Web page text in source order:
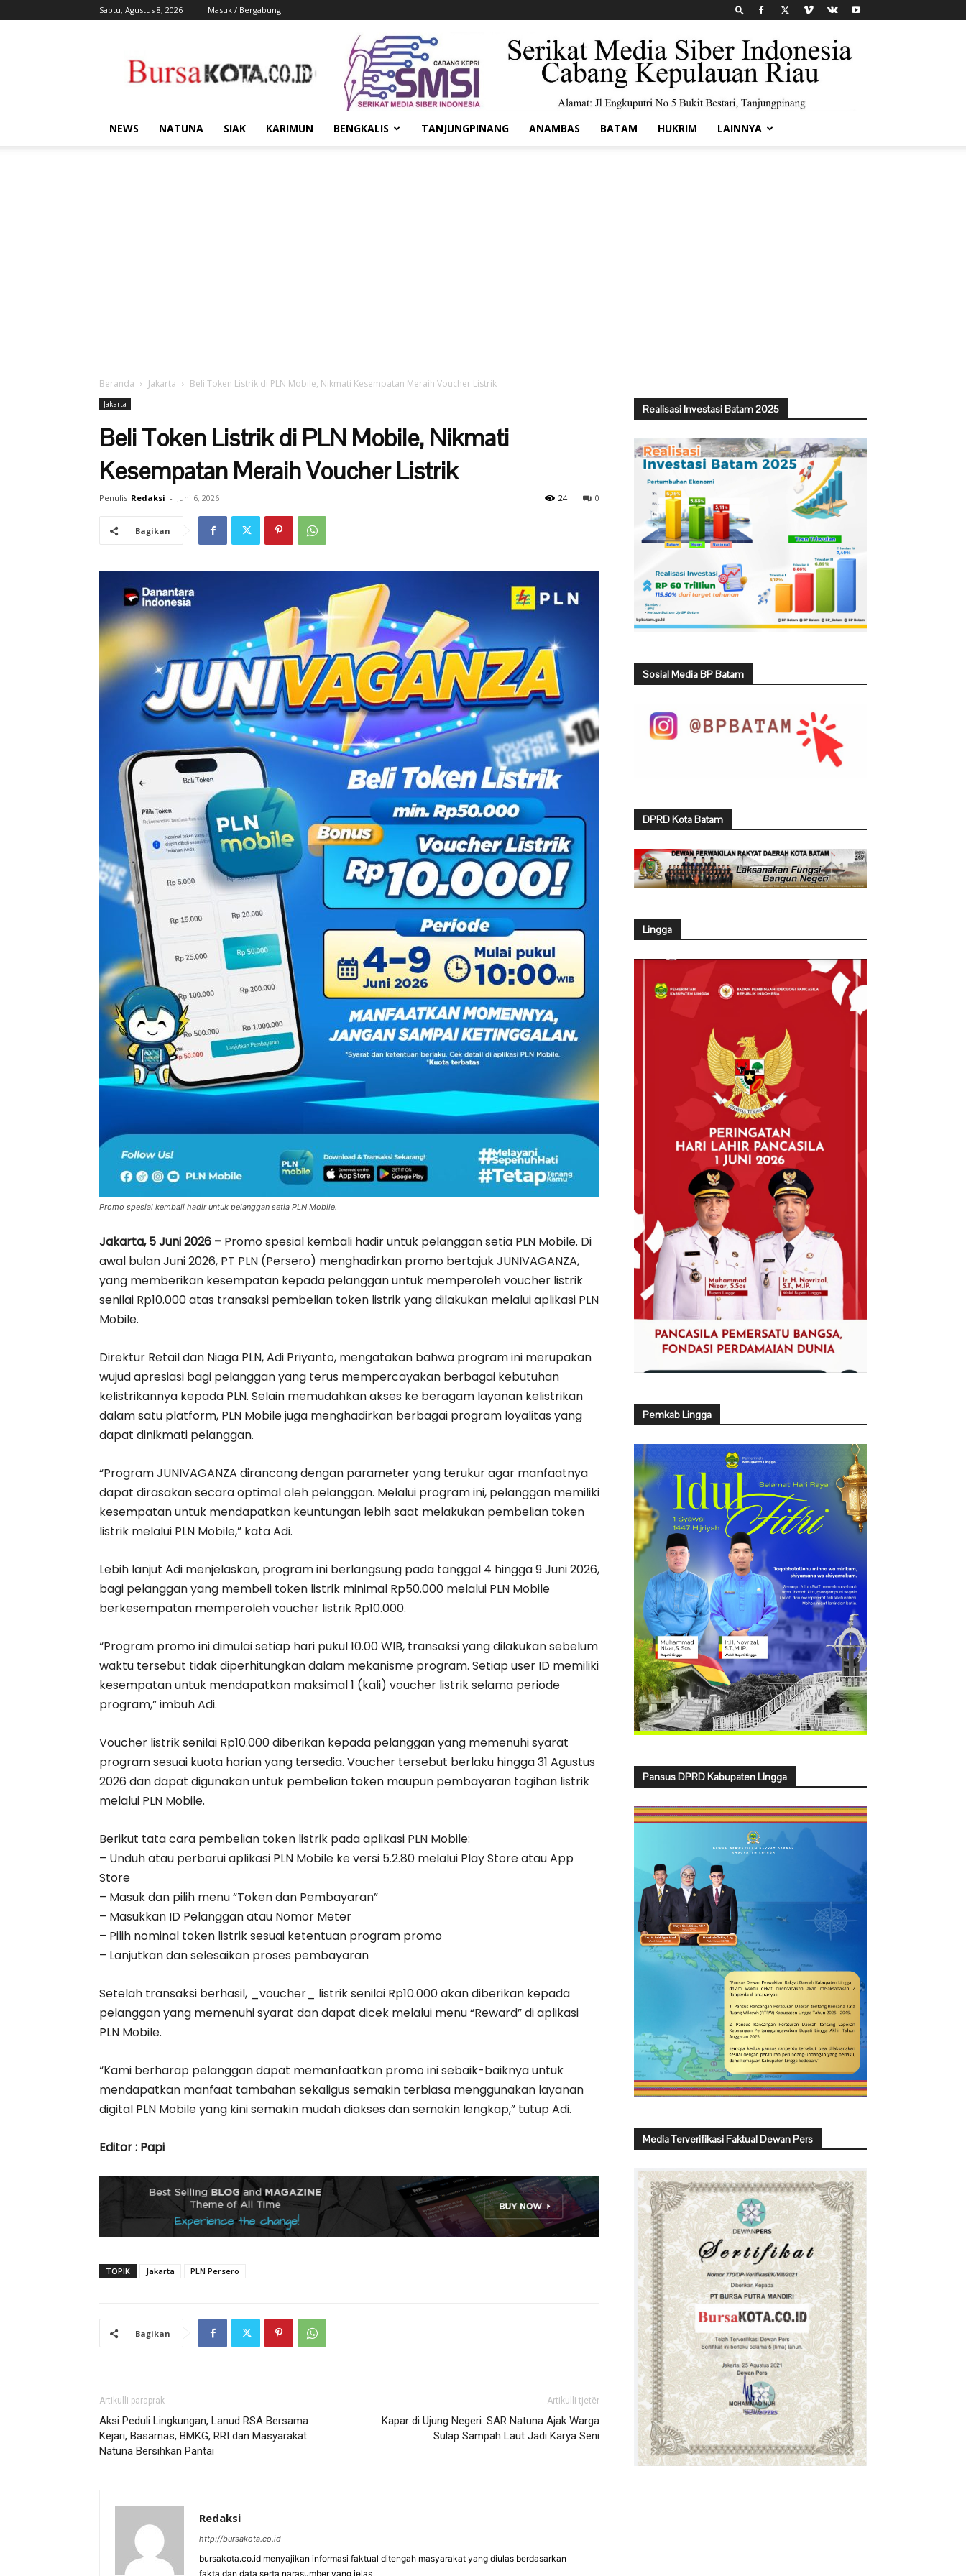
Sabtu, Agustus 8, 2026 Masuk / Bergabung
Kota
NEWS NATUNA SIAK KARIMUN BENGKALIS TANJUNGPINANG ANAMBAS BATAM HUKRIM LAINNYA
Beranda Jakarta Beli Token Listrik di PLN Mobile, Nikmati Kesempatan Meraih Voucher Listrik
Jakarta
Beli Token Listrik di PLN Mobile, Nikmati
Kesempatan Meraih Voucher Listrik
Penulis Redaksi - Juni 6, 2026 0
24
Bagikan
Promo spesial kembali hadir untuk pelanggan setia PLN Mobile.
Jakarta, 5 Juni 2026 – Promo spesial kembali hadir untuk pelanggan setia PLN Mobile. Di
awal bulan Juni 2026, PT PLN (Persero) menghadirkan promo bertajuk JUNIVAGANZA,
yang memberikan kesempatan kepada pelanggan untuk memperoleh voucher listrik
senilai Rp10.000 atas transaksi pembelian token listrik yang dilakukan melalui aplikasi PLN
Mobile.
Direktur Retail dan Niaga PLN, Adi Priyanto, mengatakan bahwa program ini merupakan
wujud apresiasi bagi pelanggan yang terus mempercayakan berbagai kebutuhan
kelistrikannya kepada PLN. Selain memudahkan akses ke beragam layanan kelistrikan
dalam satu platform, PLN Mobile juga menghadirkan berbagai program loyalitas yang
dapat dinikmati pelanggan.
“Program JUNIVAGANZA dirancang dengan parameter yang terukur agar manfaatnya
dapat dirasakan secara optimal oleh pelanggan. Melalui program ini, pelanggan memiliki
kesempatan untuk mendapatkan keuntungan lebih saat melakukan pembelian token
listrik melalui PLN Mobile,” kata Adi.
Lebih lanjut Adi menjelaskan, program ini berlangsung pada tanggal 4 hingga 9 Juni 2026,
bagi pelanggan yang membeli token listrik minimal Rp50.000 melalui PLN Mobile
berkesempatan memperoleh voucher listrik Rp10.000.
“Program promo ini dimulai setiap hari pukul 10.00 WIB, transaksi yang dilakukan sebelum
waktu tersebut tidak diperhitungkan dalam mekanisme program. Setiap user ID memiliki
kesempatan untuk mendapatkan maksimal 1 (kali) voucher listrik selama periode
program,” imbuh Adi.
Voucher listrik senilai Rp10.000 diberikan kepada pelanggan yang memenuhi syarat
program sesuai kuota harian yang tersedia. Voucher tersebut berlaku hingga 31 Agustus
2026 dan dapat digunakan untuk pembelian token maupun pembayaran tagihan listrik
melalui PLN Mobile.
Berikut tata cara pembelian token listrik pada aplikasi PLN Mobile:
– Unduh atau perbarui aplikasi PLN Mobile ke versi 5.2.80 melalui Play Store atau App
Store
– Masuk dan pilih menu “Token dan Pembayaran”
– Masukkan ID Pelanggan atau Nomor Meter
– Pilih nominal token listrik sesuai ketentuan program promo
– Lanjutkan dan selesaikan proses pembayaran
Setelah transaksi berhasil, _voucher_ listrik senilai Rp10.000 akan diberikan kepada
pelanggan yang memenuhi syarat dan dapat dicek melalui menu “Reward” di aplikasi
PLN Mobile.
“Kami berharap pelanggan dapat memanfaatkan promo ini sebaik-baiknya untuk
mendapatkan manfaat tambahan sekaligus semakin terbiasa menggunakan layanan
digital PLN Mobile yang kini semakin mudah diakses dan semakin lengkap,” tutup Adi.
Editor : Papi
TOPIK Jakarta PLN Persero
Bagikan
Artikulli paraprak
Aksi Peduli Lingkungan, Lanud RSA Bersama
Kejari, Basarnas, BMKG, RRI dan Masyarakat
Natuna Bersihkan Pantai
Artikulli tjetër
Kapar di Ujung Negeri: SAR Natuna Ajak Warga
Sulap Sampah Laut Jadi Karya Seni
Redaksi
http://bursakota.co.id
bursakota.co.id menyajikan informasi faktual ditengah masyarakat yang diulas berdasarkan
fakta dan data serta narasumber yang jelas
Realisasi Investasi Batam 2025
Sosial Media BP Batam
DPRD Kota Batam
Lingga
Pemkab Lingga
Pansus DPRD Kabupaten Lingga
Media Terverifikasi Faktual Dewan Pers